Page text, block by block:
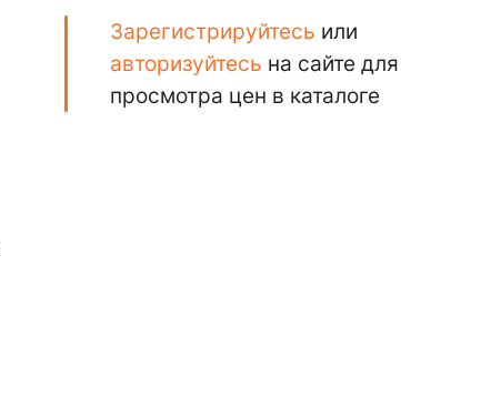
Зарегистрируйтесь или
авторизуйтесь на сайте для
просмотра цен в каталоге